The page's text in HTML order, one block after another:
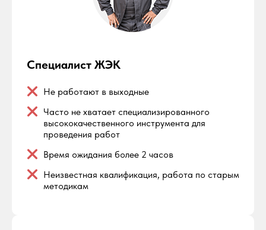
Специалист ЖЭК
Не работают в выходные
Часто не хватает специализированного
высококачественного инструмента для
проведения работ
Время ожидания более 2 часов
Неизвестная квалификация, работа по старым
методикам